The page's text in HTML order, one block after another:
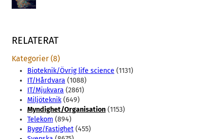
RELATERAT
Kategorier (8)
Bioteknik/Övrig life science (1131)
IT/Hårdvara (1088)
IT/Mjukvara (2861)
Miljöteknik(649)
Myndighet/Organisation (1153)
Telekom (894)
Bygg/Fastighet (455)